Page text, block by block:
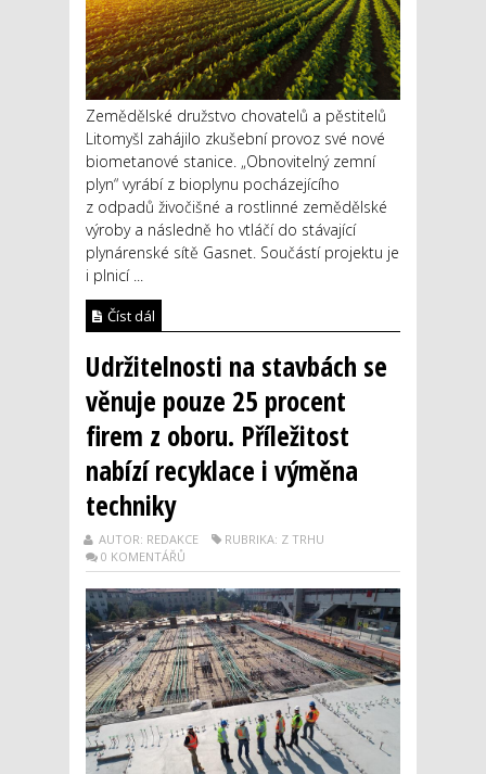
Zemědělské družstvo chovatelů a pěstitelů
Litomyšl zahájilo zkušební provoz své nové
biometanové stanice. „Obnovitelný zemní
plyn“ vyrábí z bioplynu pocházejícího
z odpadů živočišné a rostlinné zemědělské
výroby a následně ho vtláčí do stávající
plynárenské sítě Gasnet. Součástí projektu je
i plnicí ...
Číst dál
Udržitelnosti na stavbách se
věnuje pouze 25 procent
firem z oboru. Příležitost
nabízí recyklace i výměna
techniky
AUTOR: REDAKCE
RUBRIKA: Z TRHU
0 KOMENTÁŘŮ